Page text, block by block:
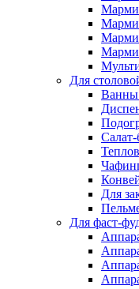
Для
Ванны
Для
Для фаст-